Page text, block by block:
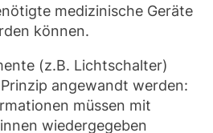
medizinische Geräte
können.
(z.B. Lichtschalter)
angewandt werden:
müssen mit
wiedergegeben